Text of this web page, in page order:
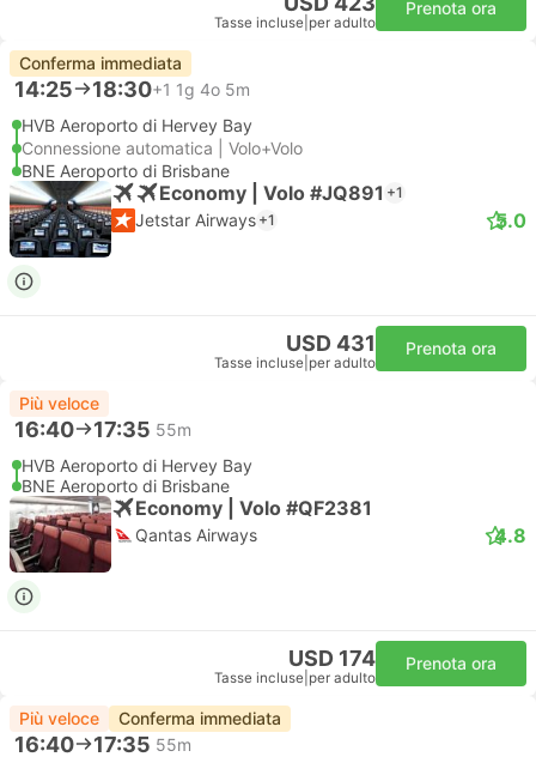
Tasse incluse per adulto
Prenota ora
Conferma immediata
14:25 18:30+1 1g 4o 5m
HVB Aeroporto di Hervey Bay
Connessione automatica | Volo+Volo
BNE Aeroporto di Brisbane
Economy | Volo #JQ891 +1
Jetstar Airways +1 5.0
USD 431
Tasse incluse per adulto
Prenota ora
Più veloce
16:40 17:35 55m
HVB Aeroporto di Hervey Bay
BNE Aeroporto di Brisbane
Economy | Volo #QF2381
Qantas Airways 4.8
USD 174
Tasse incluse per adulto
Prenota ora
Più veloce Conferma immediata
16:40 17:35 55m